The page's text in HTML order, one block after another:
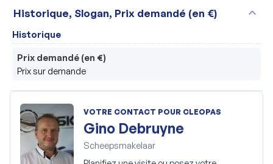
Historique, Slogan, Prix demandé (en €) expand_more
Historique
Prix demandé (en €)
Prix sur demande
VOTRE CONTACT POUR CLEOPAS
Gino Debruyne
Scheepsmakelaar